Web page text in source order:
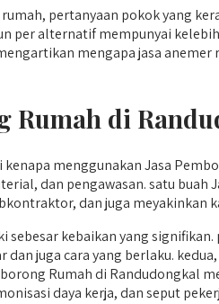
pertanyaan pokok yang
per alternatif mempunyai
mengapa jasa
Rumah di
menggunakan Jasa
dan pengawasan. satu
dan juga meyakinkan
kebaikan yang
juga cara yang berlaku.
Rumah di Randudongkal
daya kerja, dan seput